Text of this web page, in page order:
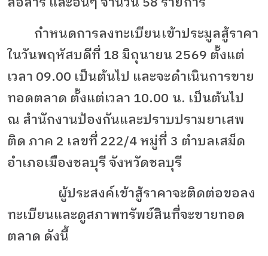
กำหนดการลงทะเบียนเข้าประมูลสู้ราคา
ในวันพฤหัสบดีที่ 18มิถุนายน 2569 ตั้งแต่
เวลา 09.00 เป็นต้นไป และจะดำเนินการขาย
ทอดตลาด ตั้งแต่เวลา 10.00 น. เป็นต้นไป
ณ สำนักงานป้องกันและปราบปรามยาเสพ
ติด ภาค 2 เลขที่222/4หมู่ที่3 ตำบลเสม็ด
อำเภอเมืองชลบุรี จังหวัดชลบุรี
ผู้ประสงค์เข้าสู้ราคาจะติดต่อขอลง
ทะเบียนและดูสภาพทรัพย์สินที่จะขายทอด
ตลาด ดังนี้